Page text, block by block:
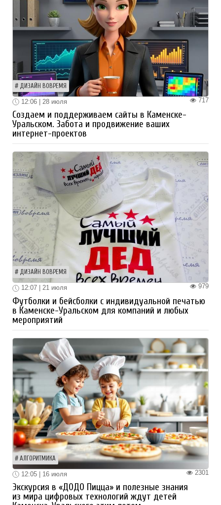
ДИЗАЙН ВОВРЕМЯ
717
12:06 | 28 июля
Создаем и поддерживаем сайты в Каменске-
Уральском. Забота и продвижение ваших
интернет-проектов
ДИЗАЙН ВОВРЕМЯ
979
12:07 | 21 июля
Футболки и бейсболки с индивидуальной печатью
в Каменске-Уральском для компаний и любых
мероприятий
АЛГОРИТМИКА
2301
12:05 | 16 июля
Экскурсия в «ДОДО Пицца» и полезные знания
из мира цифровых технологий ждут детей